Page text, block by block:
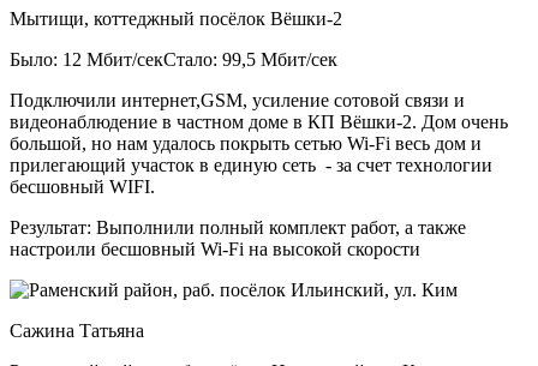
Мытищи, коттеджный посёлок Вёшки-2
Было: 12 Мбит/секСтало: 99,5 Мбит/сек
Подключили интернет,GSM, усиление сотовой связи и
видеонаблюдение в частном доме в КП Вёшки-2. Дом очень
большой, но нам удалось покрыть сетью Wi-Fi весь дом и
прилегающий участок в единую сеть - за счет технологии
бесшовный WIFI.
Результат: Выполнили полный комплект работ, а также
настроили бесшовный Wi-Fi на высокой скорости
Сажина Татьяна